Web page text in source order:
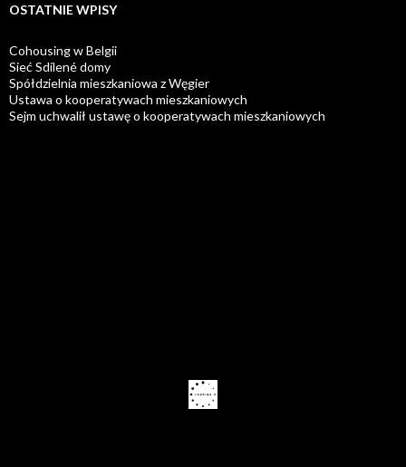
OSTATNIE WPISY
Cohousing w Belgii
Sieć Sdílené domy
Spółdzielnia mieszkaniowa z Węgier
Ustawa o kooperatywach mieszkaniowych
Sejm uchwalił ustawę o kooperatywach mieszkaniowych